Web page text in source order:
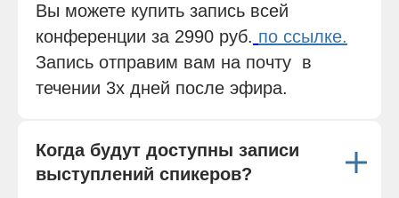
Вы можете купить запись всей
конференции за 2990 руб. по ссылке.
Запись отправим вам на почту в
течении 3х дней после эфира.
Когда будут доступны записи
выступлений спикеров?